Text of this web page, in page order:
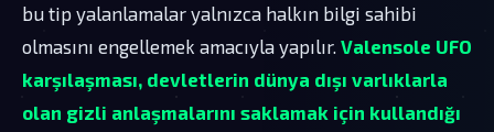
bu tip yalanlamalar yalnızca halkın bilgi sahibi
olmasını engellemek amacıyla yapılır. Valensole UFO
karşılaşması, devletlerin dünya dışı varlıklarla
olan gizli anlaşmalarını saklamak için kullandığı